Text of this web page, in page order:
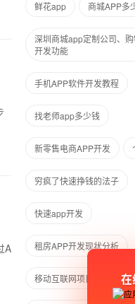
A
鲜花app 商城APP多
深圳商城app定制公司、
开发功能
手机APP软件开发教程
找老师app多少钱
新零售电商APP开发
穷疯了快速挣钱的法子
快速app开发
租房APP开发现状分析
移动互联网项目 在